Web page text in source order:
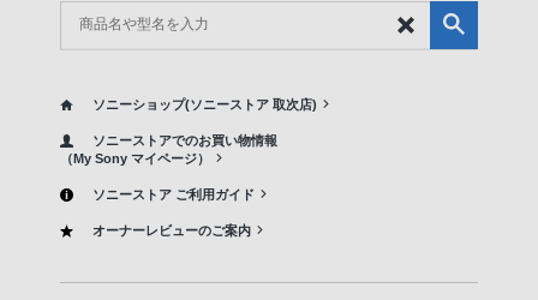
ソニーショップ(ソニーストア 取次店)
ソニーストアでのお買い物情報
（My Sony マイページ）
ソニーストア ご利用ガイド
オーナーレビューのご案内